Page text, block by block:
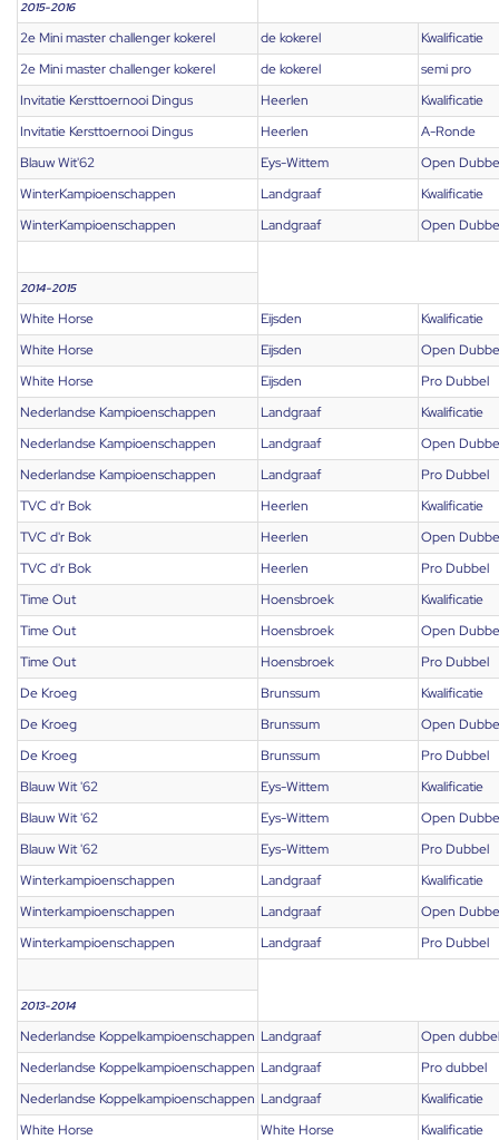
2015-2016
2e Mini master challenger kokerel de kokerel
Kwalificatie
2e Mini master challenger kokerel
de kokerel
semi pro
Invitatie Kersttoernooi Dingus
Heerlen
Kwalificatie
Invitatie Kersttoernooi Dingus
Heerlen
A-Ronde
Blauw Wit'62
Eys-Wittem
Open
WinterKampioenschappen
Landgraaf
Kwalificatie
WinterKampioenschappen
Landgraaf Open
2014-2015
White Horse Eijsden
Kwalificatie
White Horse
Eijsden
Open
White Horse
Eijsden
Pro Dubbel
Nederlandse Kampioenschappen
Landgraaf
Kwalificatie
Nederlandse Kampioenschappen
Landgraaf
Open
Nederlandse Kampioenschappen
Landgraaf
Pro Dubbel
TVC d'r Bok
Heerlen
Kwalificatie
TVC d'r Bok
Heerlen
Open
TVC d'r Bok
Heerlen
Pro Dubbel
Time Out
Hoensbroek
Kwalificatie
Time Out
Hoensbroek
Open
Time Out
Hoensbroek
Pro Dubbel
De Kroeg
Brunssum
Kwalificatie
De Kroeg
Brunssum
Open
De Kroeg
Brunssum
Pro Dubbel
Blauw Wit '62
Eys-Wittem
Kwalificatie
Blauw Wit '62
Eys-Wittem
Open
Blauw Wit '62
Eys-Wittem
Pro Dubbel
Winterkampioenschappen
Landgraaf
Kwalificatie
Winterkampioenschappen
Landgraaf
Open
Winterkampioenschappen
Landgraaf Pro Dubbel
2013-2014
Nederlandse Koppelkampioenschappen Landgraaf
Open dubbel
Nederlandse Koppelkampioenschappen Landgraaf
Pro dubbel
Nederlandse Koppelkampioenschappen Landgraaf
Kwalificatie
White Horse
White Horse
Kwalificatie